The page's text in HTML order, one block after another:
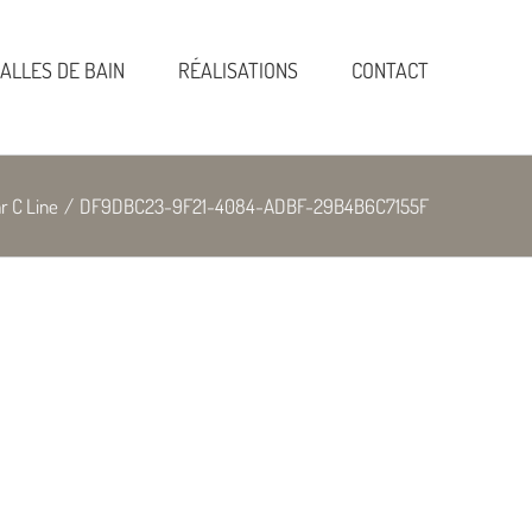
DE BAIN RÉALISATIONS CONTACT
C Line / DF9DBC23-9F21-4084-ADBF-29B4B6C7155F